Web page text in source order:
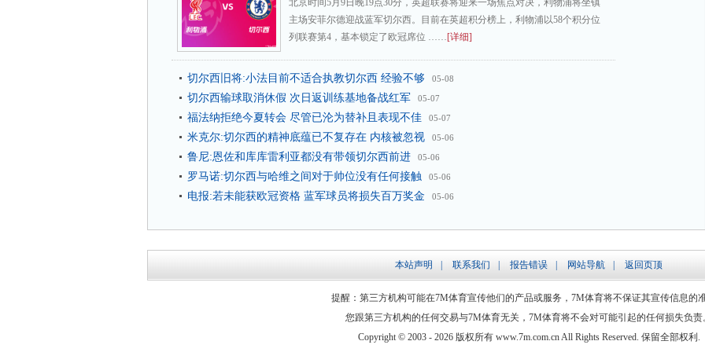
北京时间5月9日晚19点30分，英超联赛将迎来一场焦点对决，利物浦将坐镇
主场安菲尔德迎战蓝军切尔西。目前在英超积分榜上，利物浦以58个积分位
列联赛第4，基本锁定了欧冠席位 ……[详细]
切尔西旧将:小法目前不适合执教切尔西 经验不够 05-08
切尔西输球取消休假 次日返训练基地备战红军 05-07
福法纳拒绝今夏转会 尽管已沦为替补且表现不佳 05-07
米克尔:切尔西的精神底蕴已不复存在 内核被忽视 05-06
鲁尼:恩佐和库库雷利亚都没有带领切尔西前进 05-06
罗马诺:切尔西与哈维之间对于帅位没有任何接触 05-06
电报:若未能获欧冠资格 蓝军球员将损失百万奖金 05-06
本站声明 联系我们 报告错误 网站导航 返回页顶
提醒：第三方机构可能在7M体育宣传他们的产品或服务，7M体育将不保证其宣传信息的准
您跟第三方机构的任何交易与7M体育无关，7M体育将不会对可能引起的任何损失负责
Copyright © 2003 - 2026 版权所有 www.7m.com.cn All Rights Reserved. 保留全部权利.